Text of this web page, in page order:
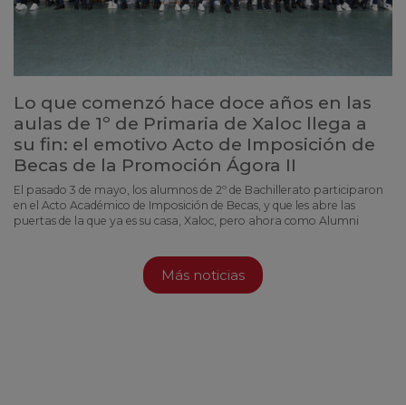
Lo que comenzó hace doce años en las
aulas de 1º de Primaria de Xaloc llega a
su fin: el emotivo Acto de Imposición de
Becas de la Promoción Ágora II
El pasado 3 de mayo, los alumnos de 2º de Bachillerato participaron
en el Acto Académico de Imposición de Becas, y que les abre las
puertas de la que ya es su casa, Xaloc, pero ahora como Alumni
Más noticias